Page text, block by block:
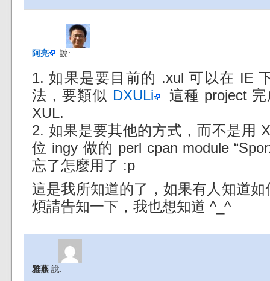
阿亮 說:
1. 如果是要目前的 .xul 可以在 IE
法，要類似 DXULi 這種 project 完
XUL.
2. 如果是要其他的方式，而不是用
位 ingy 做的 perl cpan module
忘了怎麼用了 :p
這是我所知道的了，如果有人知道
煩請告知一下，我也想知道 ^_^
雅燕 說: